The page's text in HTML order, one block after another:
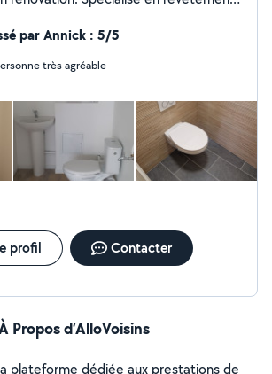
sols souples, carrelage,
tapisserie, également plombier agréé.
de bains et cuisines clés en mains,
qualité pour tous vos projets de
par Annick : 5/5
très agréable
profil Contacter
Propos d’AlloVoisins
plateforme dédiée aux prestations de